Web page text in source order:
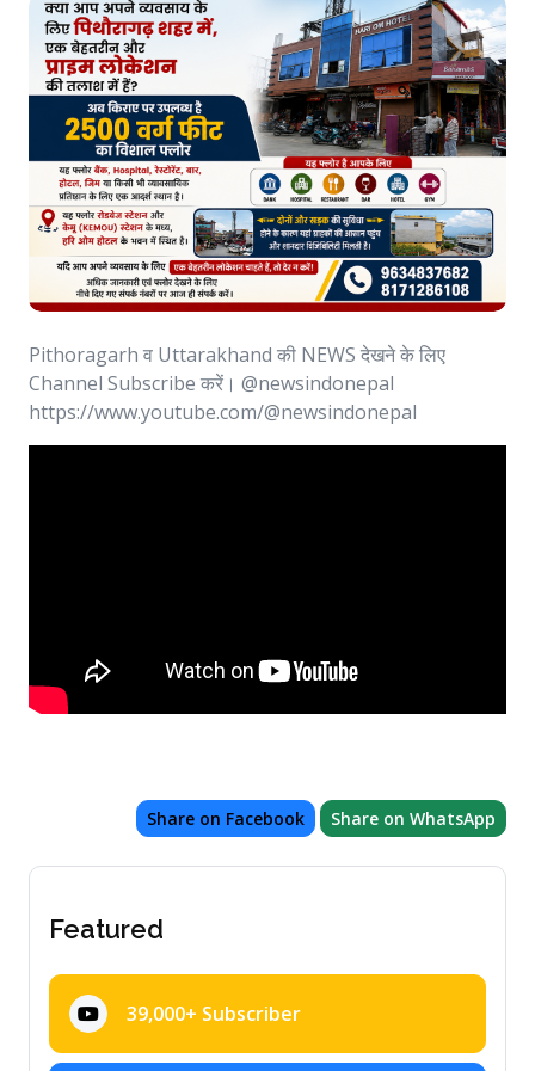
Pithoragarh व Uttarakhand की NEWS देखने के लिए
Channel Subscribe करें। @newsindonepal
https://www.youtube.com/@newsindonepal
Share on Facebook Share on WhatsApp
Featured
39,000+ Subscriber